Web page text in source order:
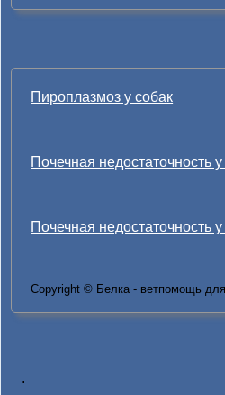
Пироплазмоз у собак
Почечная недостаточность
Почечная недостаточность
Copyright © Белка - ветпомощь
.